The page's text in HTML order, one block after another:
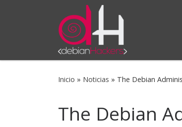
Saltar al contenido
Inicio » Noticias » The Debian
The Debian